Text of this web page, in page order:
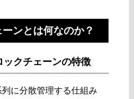
ンとは何なのか？
クチェーンの特徴
に分散管理する仕組み